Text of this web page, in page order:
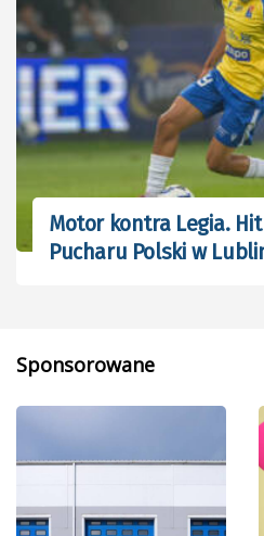
Motor kontra Legia.
Pucharu Polski w
Sponsorowane